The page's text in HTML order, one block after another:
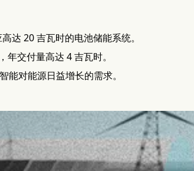
达 20 吉瓦时的电池储能系统。
交付量高达 4 吉瓦时。
对能源日益增长的需求。